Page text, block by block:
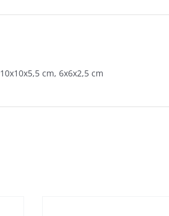
10x10x5,5 cm, 6x6x2,5 cm